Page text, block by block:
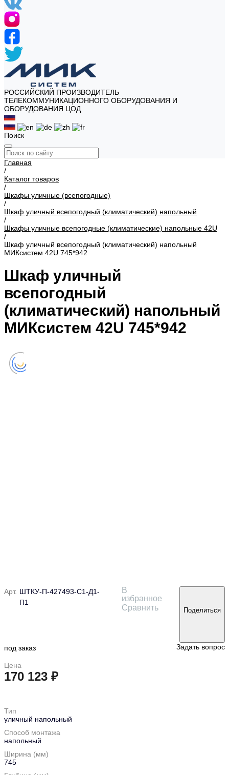
РОССИЙСКИЙ ПРОИЗВОДИТЕЛЬ
ТЕЛЕКОММУНИКАЦИОННОГО ОБОРУДОВАНИЯ И
ОБОРУДОВАНИЯ ЦОД
Поиск
Главная
/
Каталог товаров
/
Шкафы уличные (всепогодные)
/
Шкаф уличный всепогодный (климатический) напольный
/
Шкафы уличные всепогодные (климатические) напольные 42U
/
Шкаф уличный всепогодный (климатический) напольный
МИКсистем 42U 745*942
Шкаф уличный
всепогодный
(климатический) напольный
МИКсистем 42U 745*942
Арт. ШТКУ-П-427493-С1-Д1-
П1
В
избранное
Сравнить
Поделиться
под заказ Задать вопрос
Цена
170 123 ₽
Тип
уличный напольный
Способ монтажа
напольный
Ширина (мм)
745